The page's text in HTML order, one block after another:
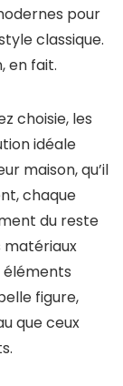
pour
classique.
en fait.
choisie, les
idéale
maison, qu’il
chaque
du reste
matériaux
éléments
figure,
que ceux